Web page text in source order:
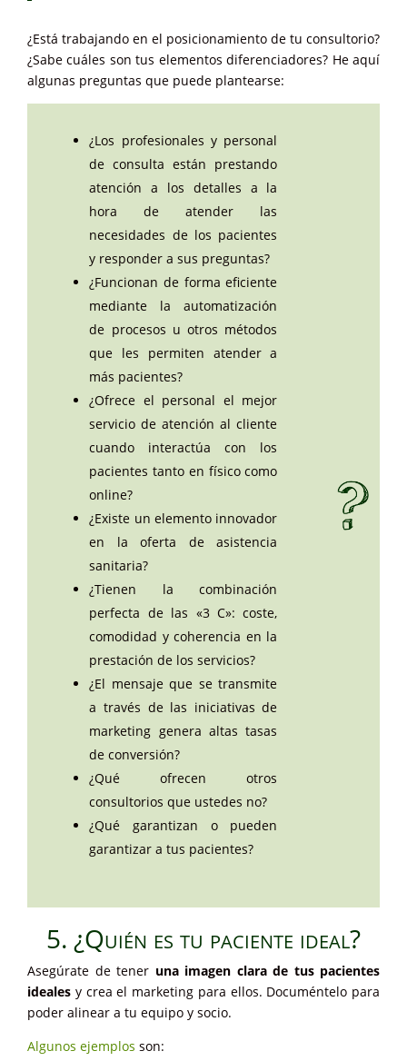
¿Está trabajando en el posicionamiento de tu consultorio?
¿Sabe cuáles son tus elementos diferenciadores? He aquí
algunas preguntas que puede plantearse:
¿Los profesionales y personal
de consulta están prestando
atención a los detalles a la
hora de atender las
necesidades de los pacientes
y responder a sus preguntas?
¿Funcionan de forma eficiente
mediante la automatización
de procesos u otros métodos
que les permiten atender a
más pacientes?
¿Ofrece el personal el mejor
servicio de atención al cliente
cuando interactúa con los
pacientes tanto en físico como
online?
¿Existe un elemento innovador
en la oferta de asistencia
sanitaria?
¿Tienen la combinación
perfecta de las «3 C»: coste,
comodidad y coherencia en la
prestación de los servicios?
¿El mensaje que se transmite
a través de las iniciativas de
marketing genera altas tasas
de conversión?
¿Qué ofrecen otros
consultorios que ustedes no?
¿Qué garantizan o pueden
garantizar a tus pacientes?
5. ¿Quién es tu paciente ideal?
Asegúrate de tener una imagen clara de tus pacientes
ideales y crea el marketing para ellos. Documéntelo para
poder alinear a tu equipo y socio.
Algunos ejemplos son: